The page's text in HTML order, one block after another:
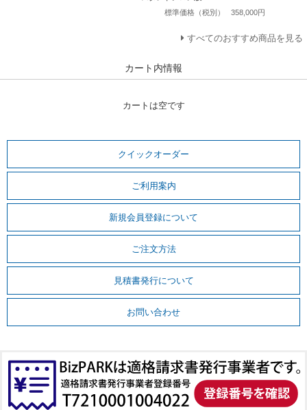
標準価格（税別）
358,000円
すべてのおすすめ商品を見る
カート内情報
カートは空です
クイックオーダー
ご利用案内
新規会員登録について
ご注文方法
見積書発行について
お問い合わせ